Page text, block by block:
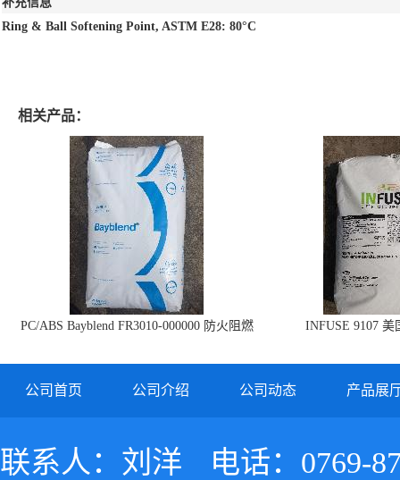
Ring & Ball Softening Point, ASTM E28: 80°C
相关产品：
PC/ABS Bayblend FR3010-000000 防火阻燃
INFUSE 9107 美
公司首页 公司介绍 公司动态 产品展
联系人：刘洋
电话：0769-